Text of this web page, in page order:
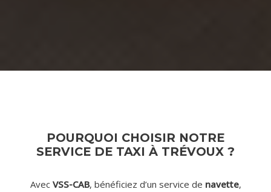
POURQUOI CHOISIR NOTRE
SERVICE DE TAXI À TRÉVOUX ?
Avec VSS-CAB, bénéficiez d’un service de navette,